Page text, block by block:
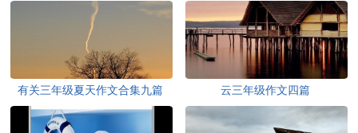
有关三年级夏天作文合集九篇 云三年级作文四篇